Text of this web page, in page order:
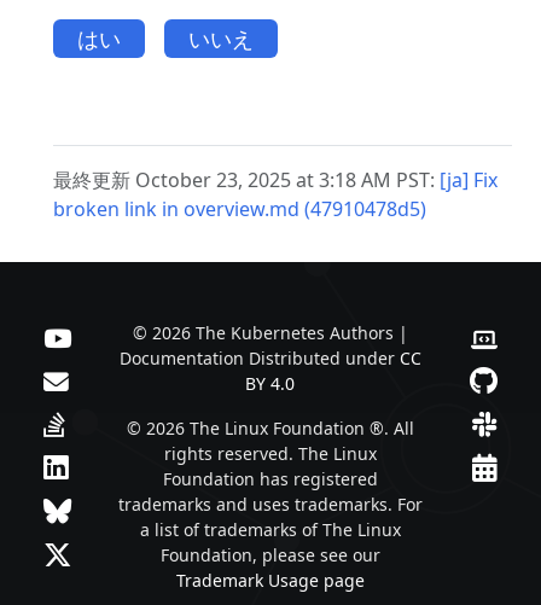
はい いいえ
最終更新 October 23, 2025 at 3:18 AM PST: [ja] Fix
broken link in overview.md (47910478d5)
© 2026 The Kubernetes Authors |
Documentation Distributed under CC
BY 4.0
© 2026 The Linux Foundation ®. All
rights reserved. The Linux
Foundation has registered
trademarks and uses trademarks. For
a list of trademarks of The Linux
Foundation, please see our
Trademark Usage page